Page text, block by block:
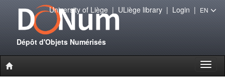
Dépôt d'Objets Numérisés
University of Liège| ULiège library| Login | EN